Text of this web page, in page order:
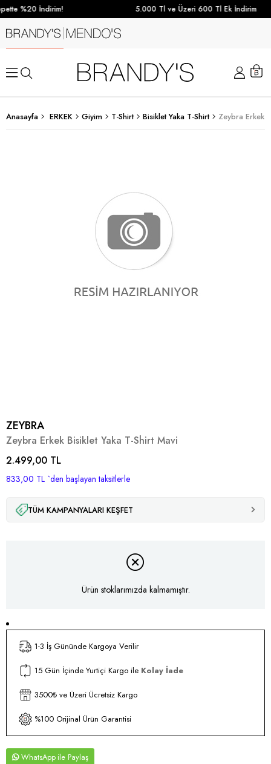
%20 İndirim! 5.000 Tl ve Üzeri 600 Tl Ek İndirim
Anasayfa ERKEK Giyim T-Shirt Bisiklet Yaka T-Shirt Zeybra Erkek
ZEYBRA
Zeybra Erkek Bisiklet Yaka T-Shirt Mavi
2.499,00 TL
833,00 TL `den başlayan taksitlerle
TÜM KAMPANYALARI KEŞFET
Ürün stoklarımızda kalmamıştır.
1-3 İş Gününde Kargoya Verilir
15 Gün İçinde Yurtiçi Kargo ile Kolay İade
3500₺ ve Üzeri Ücretsiz Kargo
%100 Orijinal Ürün Garantisi
WhatsApp